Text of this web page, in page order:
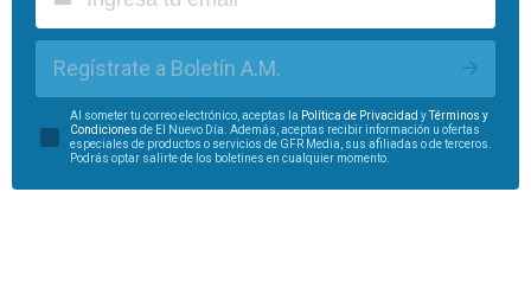
Regístrate a Boletín A.M.
Al someter tu correo electrónico, aceptas la Política de Privacidad yTérminos y
Condiciones de El Nuevo Día. Además, aceptas recibir información u ofertas
especiales de productos o servicios de GFR Media, sus afiliadas o de terceros.
Podrás optar salirte de los boletines en cualquier momento.